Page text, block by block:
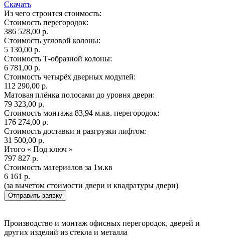
Скачать
Из чего строится стоимость:
Стоимость перегородок:
386 528,00 р.
Стоимость угловой колоны:
5 130,00 р.
Стоимость Т-образной колоны:
6 781,00 р.
Стоимость четырёх дверных модулей:
112 290,00 р.
Матовая плёнка полосами до уровня двери:
79 323,00 р.
Стоимость монтажа 83,94 м.кв. перегородок:
176 274,00 р.
Стоимость доставки и разгрузки лифтом:
31 500,00 р.
Итого « Под ключ »
797 827 р.
Стоимость материалов за 1м.кв
6 161 р.
(за вычетом стоимости двери и квадратуры двери)
Отправить заявку
Производство и монтаж офисных перегородок, дверей и
других изделий из стекла и металла